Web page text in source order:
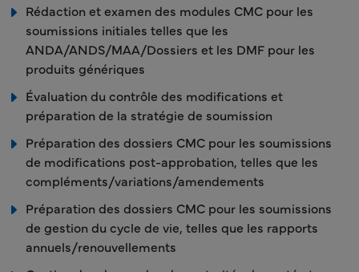
Rédaction et examen des modules CMC pour les
soumissions initiales telles que les
ANDA/ANDS/MAA/Dossiers et les DMF pour les
produits génériques
Évaluation du contrôle des modifications et
préparation de la stratégie de soumission
Préparation des dossiers CMC pour les soumissions
de modifications post-approbation, telles que les
compléments/variations/amendements
Préparation des dossiers CMC pour les soumissions
de gestion du cycle de vie, telles que les rapports
annuels/renouvellements